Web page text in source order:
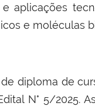
aplicações
e moléculas
diploma de
N° 5/2025.